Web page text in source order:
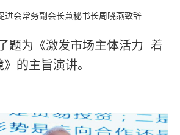
进会常务副会长兼秘书长周晓燕致辞
题为《激发市场主体活力 着
的主旨演讲。